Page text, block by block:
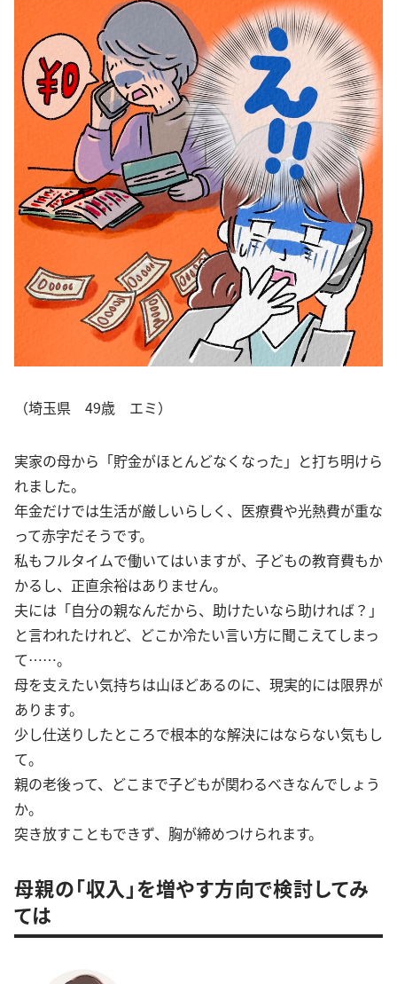
（埼玉県 49歳 エミ）
実家の母から「貯金がほとんどなくなった」と打ち明けら
れました。
年金だけでは生活が厳しいらしく、医療費や光熱費が重な
って赤字だそうです。
私もフルタイムで働いてはいますが、子どもの教育費もか
かるし、正直余裕はありません。
夫には「自分の親なんだから、助けたいなら助ければ？」
と言われたけれど、どこか冷たい言い方に聞こえてしまっ
て……。
母を支えたい気持ちは山ほどあるのに、現実的には限界が
あります。
少し仕送りしたところで根本的な解決にはならない気もし
て。
親の老後って、どこまで子どもが関わるべきなんでしょう
か。
突き放すこともできず、胸が締めつけられます。
母親の「収入」を増やす方向で検討してみ
ては